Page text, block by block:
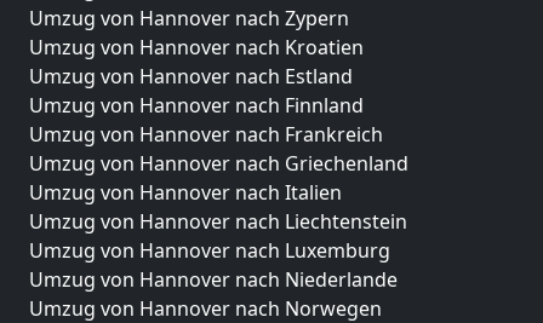
Umzug von Hannover nach Zypern
Umzug von Hannover nach Kroatien
Umzug von Hannover nach Estland
Umzug von Hannover nach Finnland
Umzug von Hannover nach Frankreich
Umzug von Hannover nach Griechenland
Umzug von Hannover nach Italien
Umzug von Hannover nach Liechtenstein
Umzug von Hannover nach Luxemburg
Umzug von Hannover nach Niederlande
Umzug von Hannover nach Norwegen